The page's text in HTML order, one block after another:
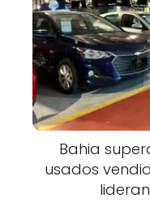
Bahia
usados